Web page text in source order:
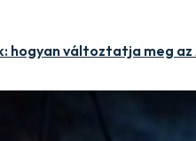
hogyan változtatja meg